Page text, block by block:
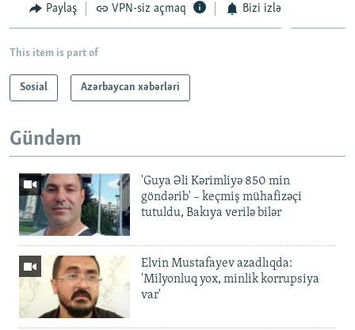
Paylaş VPN-siz açmaq Bizi izlə
This item is part of
Sosial Azərbaycan xəbərləri
Gündəm
'Guya Əli Kərimliyə 850 min
göndərib' – keçmiş mühafizəçi
tutuldu, Bakıya verilə bilər
Elvin Mustafayev azadlıqda:
'Milyonluq yox, minlik korrupsiya
var'